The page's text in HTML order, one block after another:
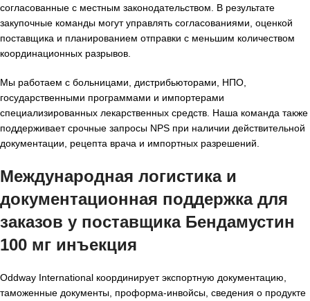
согласованные с местным законодательством. В результате
закупочные команды могут управлять согласованиями, оценкой
поставщика и планированием отправки с меньшим количеством
координационных разрывов.
Мы работаем с больницами, дистрибьюторами, НПО,
государственными программами и импортерами
специализированных лекарственных средств. Наша команда также
поддерживает срочные запросы NPS при наличии действительной
документации, рецепта врача и импортных разрешений.
Международная логистика и
документационная поддержка для
заказов у поставщика Бендамустин
100 мг инъекция
Oddway International координирует экспортную документацию,
таможенные документы, проформа-инвойсы, сведения о продукте